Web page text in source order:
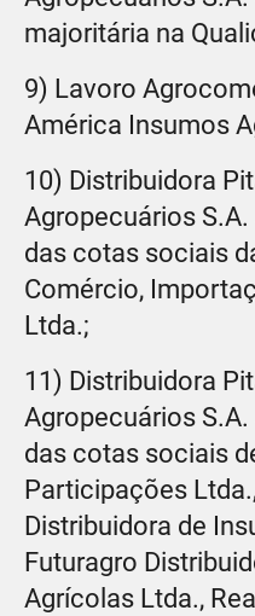
majoritária na
9) Lavoro
América Insumos
10) Distribuidora
Agropecuários
das cotas sociais
Comércio,
Ltda.;
11) Distribuidora
Agropecuários
das cotas sociais
Participações
Distribuidora de
Futuragro
Agrícolas Ltda.,